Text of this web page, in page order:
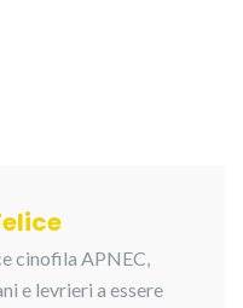
cinofila APNEC,
e levrieri a essere